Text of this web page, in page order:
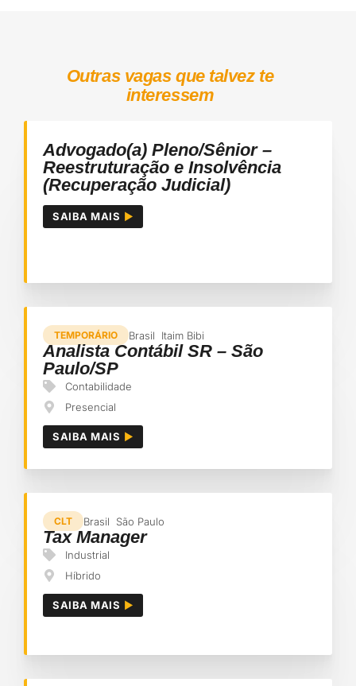
Outras vagas que talvez te
interessem
Advogado(a) Pleno/Sênior –
Reestruturação e Insolvência
(Recuperação Judicial)
SAIBA MAIS
Brasil Itaim Bibi
TEMPORÁRIO
Analista Contábil SR – São
Paulo/SP
Contabilidade
Presencial
SAIBA MAIS
Brasil São Paulo
CLT
Tax Manager
Industrial
Híbrido
SAIBA MAIS